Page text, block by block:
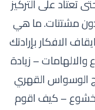
تعتاد على التركيز
مشتتات. ما هي
الافكار بإرادتك
والالهامات – زيادة
الوسواس القهري
بخشوع – كيف اقوم